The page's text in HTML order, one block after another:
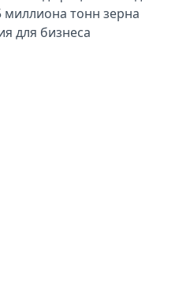
миллиона тонн зерна
для бизнеса